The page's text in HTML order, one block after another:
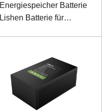
Energiespeicher Batterie
Lishen Batterie für